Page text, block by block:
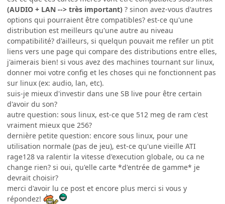
(AUDIO + LAN --> très important) ? sinon avez-vous d'autres
options qui pourraient être compatibles? est-ce qu'une
distribution est meilleurs qu'une autre au niveau
compatibilité? d'ailleurs, si quelqun pouvait me refiler un ptit
liens vers une page qui compare des distributions entre elles,
j'aimerais bien! si vous avez des machines tournant sur linux,
donner moi votre config et les choses qui ne fonctionnent pas
sur linux (ex: audio, lan, etc).
suis-je mieux d'investir dans une SB live pour être certain
d'avoir du son?
autre question: sous linux, est-ce que 512 meg de ram c'est
vraiment mieux que 256?
dernière petite question: encore sous linux, pour une
utilisation normale (pas de jeu), est-ce qu'une vieille ATI
rage128 va ralentir la vitesse d'execution globale, ou ca ne
change rien? si oui, qu'elle carte *d'entrée de gamme* je
devrait choisir?
merci d'avoir lu ce post et encore plus merci si vous y
répondez!